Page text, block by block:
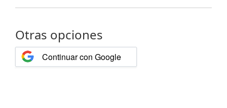
Otras opciones
Continuar con Google